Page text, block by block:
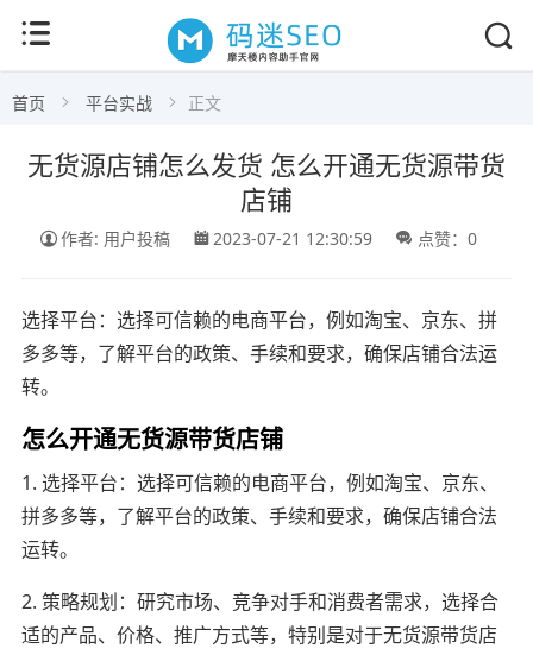
首页 平台实战 正文
无货源店铺怎么发货 怎么开通无货源带货
店铺
作者: 用户投稿 2023-07-21 12:30:59 点赞：0
选择平台：选择可信赖的电商平台，例如淘宝、京东、拼
多多等，了解平台的政策、手续和要求，确保店铺合法运
转。
怎么开通无货源带货店铺
1. 选择平台：选择可信赖的电商平台，例如淘宝、京东、
拼多多等，了解平台的政策、手续和要求，确保店铺合法
运转。
2. 策略规划：研究市场、竞争对手和消费者需求，选择合
适的产品、价格、推广方式等，特别是对于无货源带货店